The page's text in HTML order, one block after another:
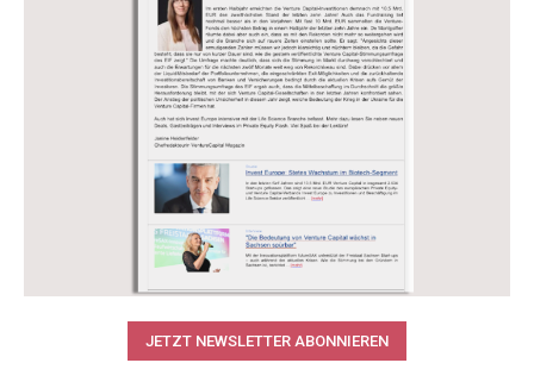
JETZT NEWSLETTER ABONNIEREN